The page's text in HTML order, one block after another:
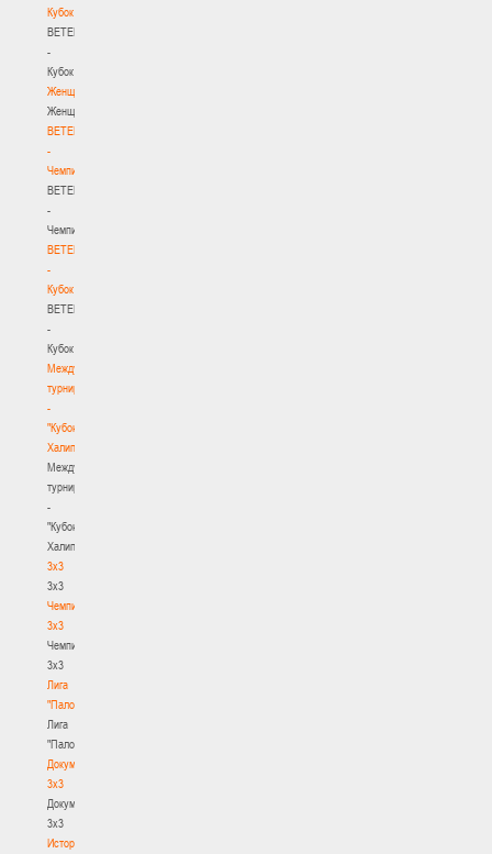
Кубок
BETERA
-
Кубок
Женщины
Женщины
BETERA
-
Чемпионат
BETERA
-
Чемпионат
BETERA
-
Кубок
BETERA
-
Кубок
Международный
турнир
-
"Кубок
Халипского"
Международный
турнир
-
"Кубок
Халипского"
3x3
3x3
Чемпионат
3х3
Чемпионат
3х3
Лига
"Палова"
Лига
"Палова"
Документы
3х3
Документы
3х3
История